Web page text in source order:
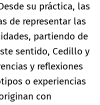
su práctica, las
de representar las
partiendo de
sentido, Cedillo y
y reflexiones
o experiencias
con